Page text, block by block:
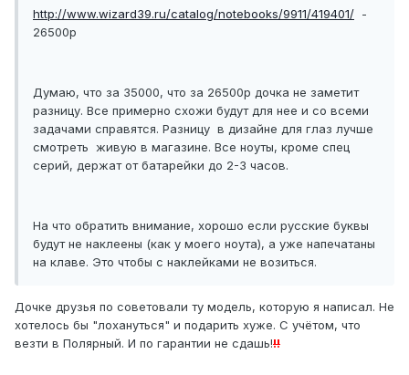
http://www.wizard39.ru/catalog/notebooks/9911/419401/ -
26500р
Думаю, что за 35000, что за 26500р дочка не заметит
разницу. Все примерно схожи будут для нее и со всеми
задачами справятся. Разницу в дизайне для глаз лучше
смотреть живую в магазине. Все ноуты, кроме спец
серий, держат от батарейки до 2-3 часов.
На что обратить внимание, хорошо если русские буквы
будут не наклеены (как у моего ноута), а уже напечатаны
на клаве. Это чтобы с наклейками не возиться.
Дочке друзья по советовали ту модель, которую я написал. Не
хотелось бы "лохануться" и подарить хуже. С учётом, что
везти в Полярный. И по гарантии не сдашь!!!